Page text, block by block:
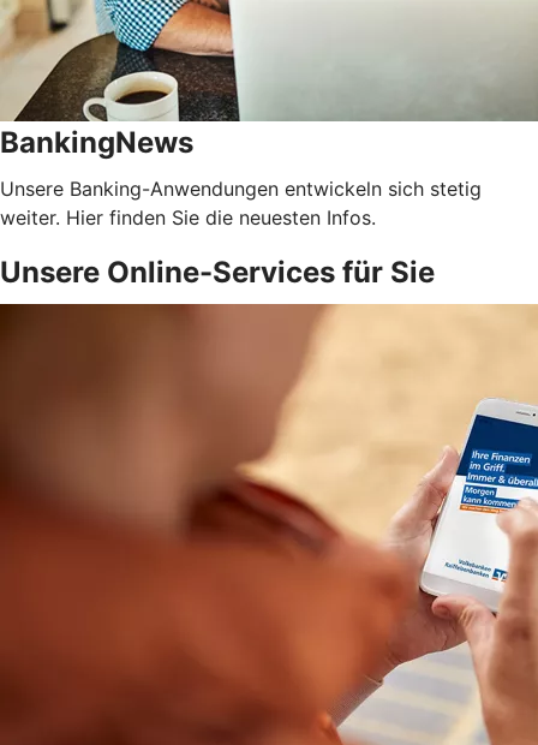
BankingNews
Unsere Banking-Anwendungen entwickeln sich stetig
weiter. Hier finden Sie die neuesten Infos.
Unsere Online-Services für Sie